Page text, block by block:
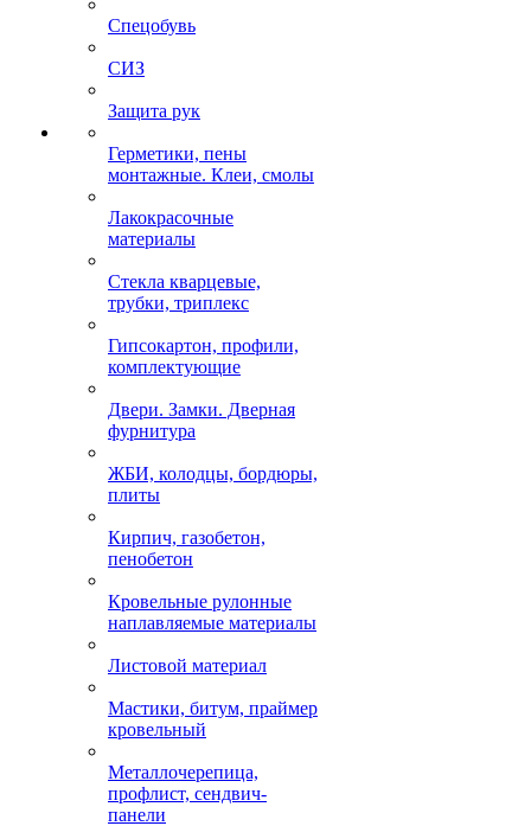
Спецобувь
СИЗ
Защита рук
Герметики, пены
монтажные. Клеи, смолы
Лакокрасочные
материалы
Стекла кварцевые,
трубки, триплекс
Гипсокартон, профили,
комплектующие
Двери. Замки. Дверная
фурнитура
ЖБИ, колодцы, бордюры,
плиты
Кирпич, газобетон,
пенобетон
Кровельные рулонные
наплавляемые материалы
Листовой материал
Мастики, битум, праймер
кровельный
Металлочерепица,
профлист, сендвич-
панели